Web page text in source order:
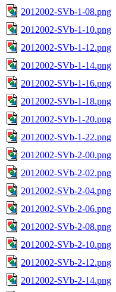
2012002-SVb-1-08.png
2012002-SVb-1-10.png
2012002-SVb-1-12.png
2012002-SVb-1-14.png
2012002-SVb-1-16.png
2012002-SVb-1-18.png
2012002-SVb-1-20.png
2012002-SVb-1-22.png
2012002-SVb-2-00.png
2012002-SVb-2-02.png
2012002-SVb-2-04.png
2012002-SVb-2-06.png
2012002-SVb-2-08.png
2012002-SVb-2-10.png
2012002-SVb-2-12.png
2012002-SVb-2-14.png